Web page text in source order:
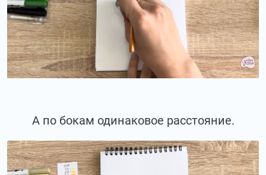
А по бокам одинаковое расстояние.